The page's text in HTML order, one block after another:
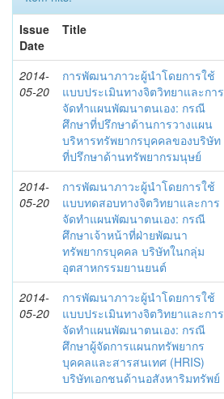
Issue
Date
Title
2014-
05-20
การพัฒนาภาวะผู้นำโดยการใช้
แบบประเมินทางจิตวิทยาและการ
จัดทำแผนพัฒนาตนเอง: กรณี
ศึกษาที่ปรึกษาด้านการวางแผน
บริหารทรัพยากรบุคคลของบริษัท
ที่ปรึกษาด้านทรัพยากรมนุษย์
2014-
05-20
การพัฒนาภาวะผู้นำโดยการใช้
แบบทดสอบทางจิตวิทยาและการ
จัดทำแผนพัฒนาตนเอง: กรณี
ศึกษาเจ้าหน้าที่ฝ่ายพัฒนา
ทรัพยากรบุคคล บริษัทในกลุ่ม
อุตสาหกรรมยานยนต์
2014-
05-20
การพัฒนาภาวะผู้นำโดยการใช้
แบบประเมินทางจิตวิทยาและการ
จัดทำแผนพัฒนาตนเอง: กรณี
ศึกษาผู้จัดการแผนกทรัพยากร
บุคคลและสารสนเทศ (HRIS)
บริษัทเอกชนด้านอสังหาริมทรัพย์